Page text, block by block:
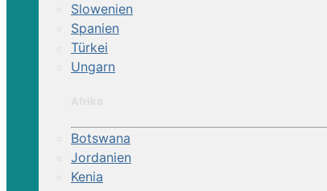
Slowenien
Spanien
Türkei
Ungarn
Botswana
Jordanien
Kenia